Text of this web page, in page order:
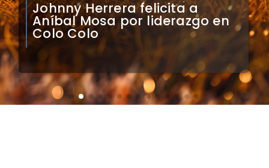
Claudio Bravo analiza
impacto de arquero
caboverdiano en Colo Colo